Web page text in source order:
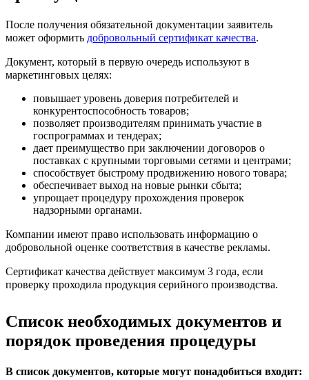
После получения обязательной документации заявитель
может оформить добровольный сертификат качества.
Документ, который в первую очередь используют в
маркетинговых целях:
повышает уровень доверия потребителей и
конкурентоспособность товаров;
позволяет производителям принимать участие в
госпрограммах и тендерах;
дает преимущество при заключении договоров о
поставках с крупными торговыми сетями и центрами;
способствует быстрому продвижению нового товара;
обеспечивает выход на новые рынки сбыта;
упрощает процедуру прохождения проверок
надзорными органами.
Компании имеют право использовать информацию о
добровольной оценке соответствия в качестве рекламы.
Сертификат качества действует максимум 3 года, если
проверку проходила продукция серийного производства.
Список необходимых документов и
порядок проведения процедуры
В список документов, которые могут понадобиться входит: